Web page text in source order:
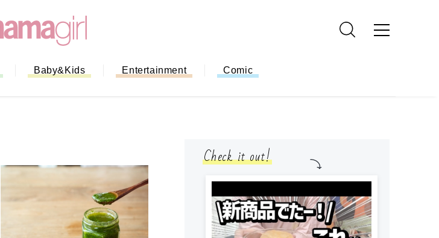
Baby&Kids Entertainment Comic
Check it out!